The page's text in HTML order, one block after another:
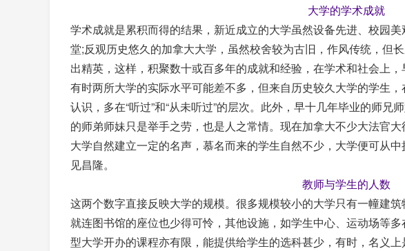
大学的学术成就
学术成就是累积而得的结果，新近成立的大学虽然设备先进、校园
堂;反观历史悠久的加拿大大学，虽然校舍较为古旧，作风传统，但
出精英，这样，积聚数十或百多年的成就和经验，在学术和社会上，
有时两所大学的实际水平可能差不多，但来自历史较久大学的学生
认识，多在“听过”和“从未听过”的层次。此外，早十几年毕业的师兄
的师弟师妹只是举手之劳，也是人之常情。现在加拿大不少大法官
大学自然建立一定的名声，慕名而来的学生自然不少，大学便可从
见昌隆。
教师与学生的人数
这两个数字直接反映大学的规模。很多规模较小的大学只有一幢建
就连图书馆的座位也少得可怜，其他设施，如学生中心、运动场等
型大学开办的课程亦有限，能提供给学生的选科甚少，有时，名义